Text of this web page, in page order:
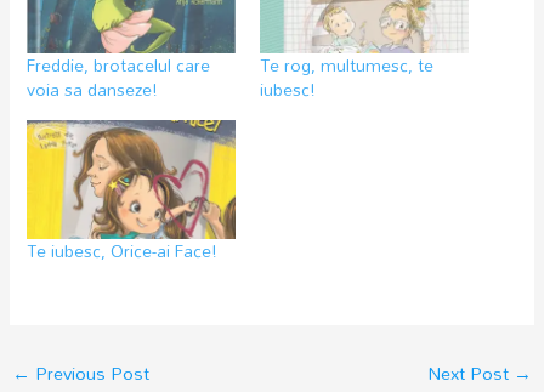
Freddie, brotacelul care
voia sa danseze!
Te rog, multumesc, te
iubesc!
Te iubesc, Orice-ai Face!
← Previous Post Next Post →